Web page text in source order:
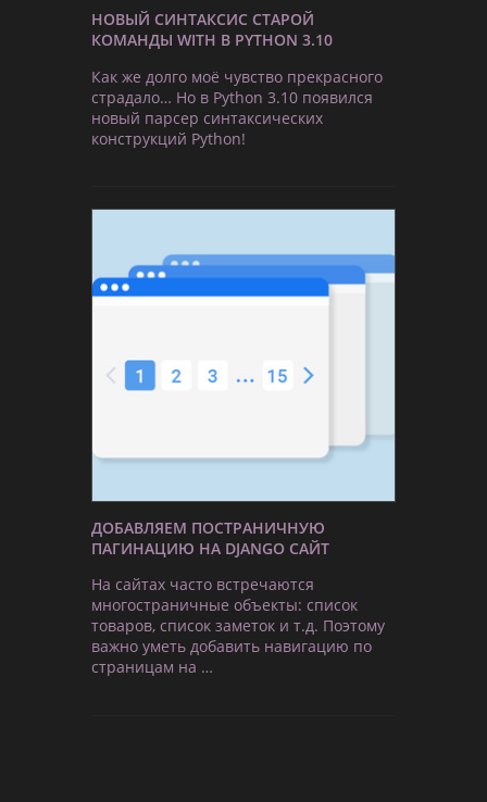
НОВЫЙ СИНТАКСИС СТАРОЙ
КОМАНДЫ WITH В PYTHON 3.10
Как же долго моё чувство прекрасного
страдало… Но в Python 3.10 появился
новый парсер синтаксических
конструкций Python!
ДОБАВЛЯЕМ ПОСТРАНИЧНУЮ
ПАГИНАЦИЮ НА DJANGO САЙТ
На сайтах часто встречаются
многостраничные объекты: список
товаров, список заметок и т.д. Поэтому
важно уметь добавить навигацию по
страницам на …